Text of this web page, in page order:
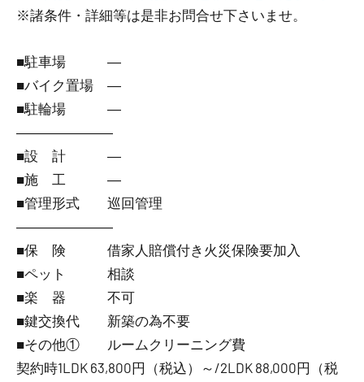
※諸条件・詳細等は是非お問合せ下さいませ。
■駐車場 ―
■バイク置場 ―
■駐輪場 ―
―――――――
■設 計 ―
■施 工 ―
■管理形式 巡回管理
―――――――
■保 険 借家人賠償付き火災保険要加入
■ペット 相談
■楽 器 不可
■鍵交換代 新築の為不要
■その他① ルームクリーニング費
契約時1LDK 63,800円（税込）～/2LDK 88,000円（税